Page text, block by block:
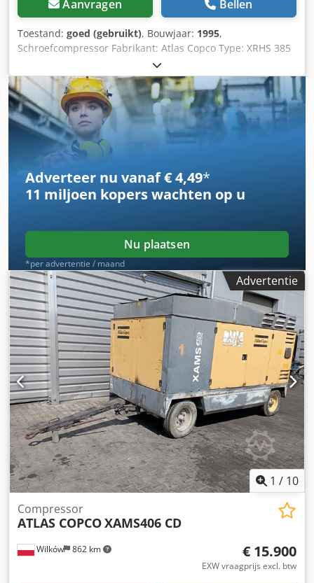
Aanvragen Bellen
Toestand: goed (gebruikt), Bouwjaar: 1995,
Schroefcompressor Fabrikant: Atlas Copco Type: XRHS 385
Productiejaar: 1995 Bedrijfsuren: ca. 12.865 h Persdruk: 20
bar Vermogen: 224 kW Csdpfjvi Hplex Amyerf Motor:
OM441LA Gewicht: 5,8 ton
Adverteer nu vanaf € 4,49*
11 miljoen koperswachten op u
Nu plaatsen
*per advertentie / maand
Advertentie
1 / 10
Wilków 862 km
Compressor
ATLAS COPCOXAMS406 CD
€ 15.900
EXW vraagprijs excl. btw